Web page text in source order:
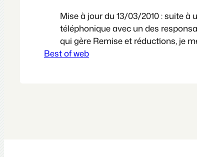
Mise à jour du 13/03/2010 : suite à
téléphonique avec un des
qui gère Remise et réductions, je
de correspondre au mieux aux
Best of web